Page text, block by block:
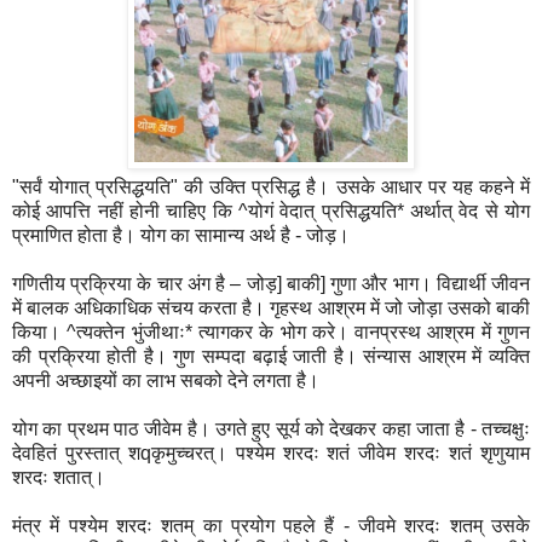
"सर्वं योगात् प्रसिद्धयति" की उक्ति प्रसिद्ध है। उसके आधार पर यह कहने में
कोई आपत्ति नहीं होनी चाहिए कि ^योगं वेदात् प्रसिद्धयति* अर्थात् वेद से योग
प्रमाणित होता है। योग का सामान्य अर्थ है - जोड़।
गणितीय प्रक्रिया के चार अंग है – जोड़] बाकी] गुणा और भाग। विद्यार्थी जीवन
में बालक अधिकाधिक संचय करता है। गृहस्थ आश्रम में जो जोड़ा उसको बाकी
किया। ^त्यक्तेन भुंजीथाः* त्यागकर के भोग करे। वानप्रस्थ आश्रम में गुणन
की प्रक्रिया होती है। गुण सम्पदा बढ़ाई जाती है। संन्यास आश्रम में व्यक्ति
अपनी अच्छाइयों का लाभ सबको देने लगता है।
योग का प्रथम पाठ जीवेम है। उगते हुए सूर्य को देखकर कहा जाता है - तच्चक्षुः
देवहितं पुरस्तात् शqकृमुच्चरत्। पश्येम शरदः शतं जीवेम शरदः शतं शृणुयाम
शरदः शतात्।
मंत्र में पश्येम शरदः शतम् का प्रयोग पहले हैं - जीवमे शरदः शतम् उसके